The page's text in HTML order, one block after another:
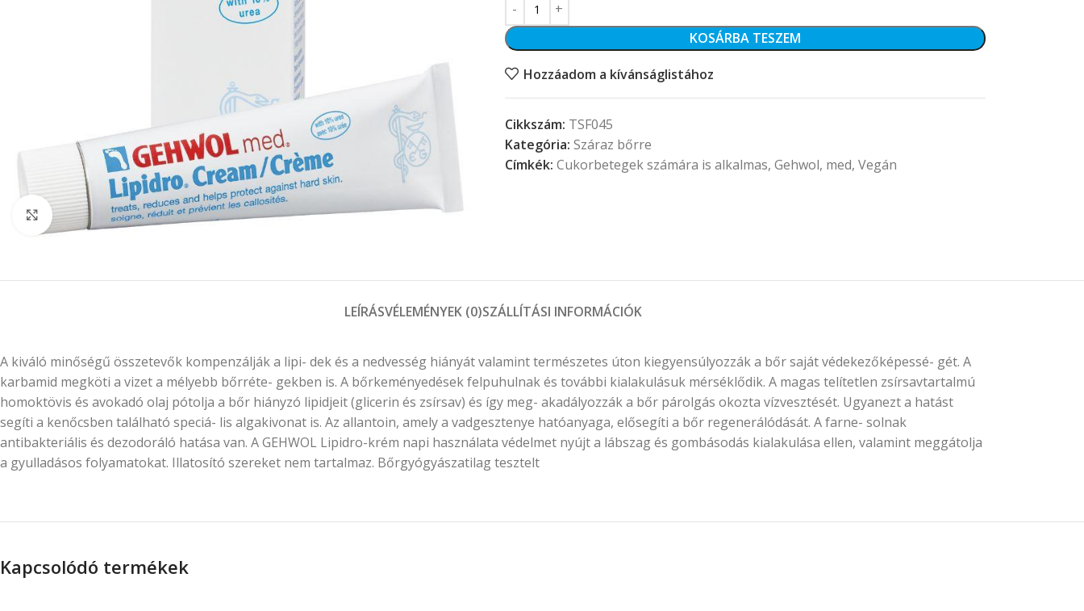
Click to enlarge
KOSÁRBA TESZEM
Hozzáadom a kívánságlistához
Cikkszám: TSF045
Kategória: Száraz bőrre
Címkék: Cukorbetegek számára is alkalmas, Gehwol, med, Vegán
LEÍRÁSVÉLEMÉNYEK (0)SZÁLLÍTÁSI INFORMÁCIÓK
A kiváló minőségű összetevők kompenzálják a lipi- dek és a nedvesség hiányát valamint természetes úton kiegyensúlyozzák a bőr saját védekezőképessé- gét. A
karbamid megköti a vizet a mélyebb bőrréte- gekben is. A bőrkeményedések felpuhulnak és további kialakulásuk mérséklődik. A magas telítetlen zsírsavtartalmú
homoktövis és avokadó olaj pótolja a bőr hiányzó lipidjeit (glicerin és zsírsav) és így meg- akadályozzák a bőr párolgás okozta vízvesztését. Ugyanezt a hatást
segíti a kenőcsben található speciá- lis algakivonat is. Az allantoin, amely a vadgesztenye hatóanyaga, elősegíti a bőr regenerálódását. A farne- solnak
antibakteriális és dezodoráló hatása van. A GEHWOL Lipidro-krém napi használata védelmet nyújt a lábszag és gombásodás kialakulása ellen, valamint meggátolja
a gyulladásos folyamatokat. Illatosító szereket nem tartalmaz. Bőrgyógyászatilag tesztelt
Kapcsolódó termékek